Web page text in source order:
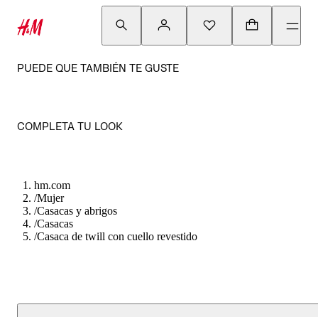
PUEDE QUE TAMBIÉN TE GUSTE
COMPLETA TU LOOK
hm.com
/Mujer
/Casacas y abrigos
/Casacas
/Casaca de twill con cuello revestido